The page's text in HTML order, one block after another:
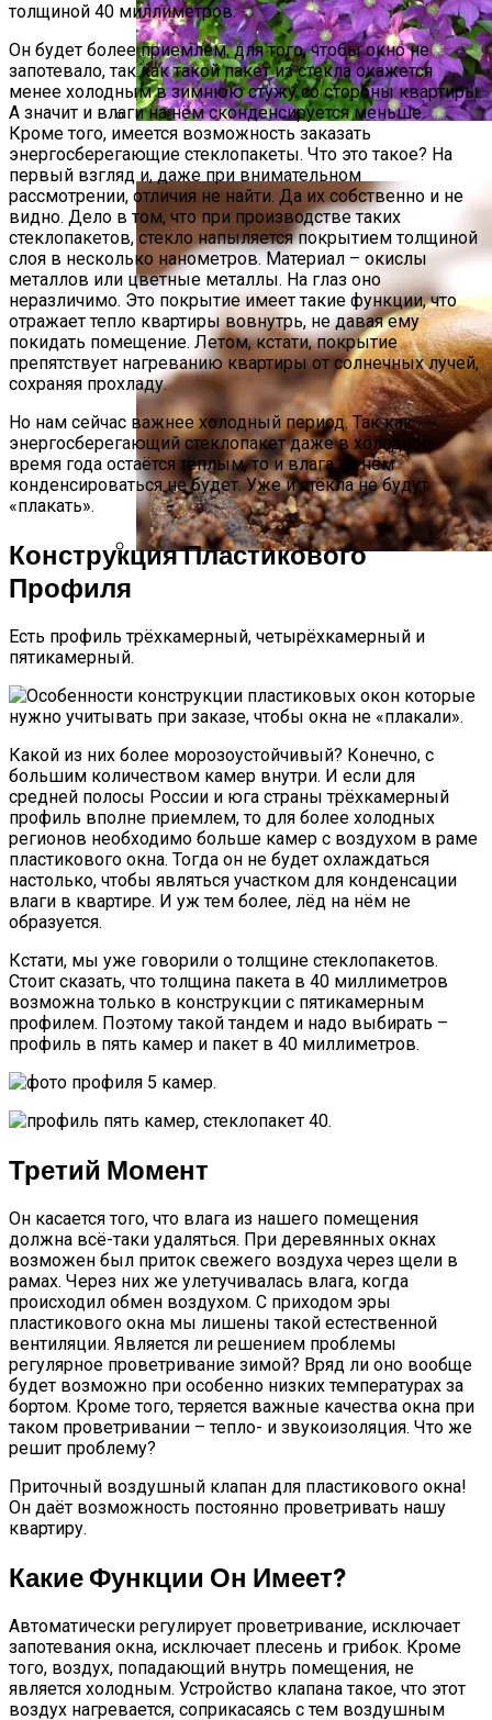
Размножение Клематиса Семенами
толщиной 40 миллиметров.
Он будет более приемлем, для того, чтобы окно не
запотевало, так как такой пакет из стекла окажется
менее холодным в зимнюю стужу со стороны квартиры.
А значит и влаги на нём сконденсируется меньше.
Кроме того, имеется возможность заказать
энергосберегающие стеклопакеты. Что это такое? На
первый взгляд и, даже при внимательном
рассмотрении, отличия не найти. Да их собственно и не
видно. Дело в том, что при производстве таких
стеклопакетов, стекло напыляется покрытием толщиной
слоя в несколько нанометров. Материал – окислы
металлов или цветные металлы. На глаз оно
неразличимо. Это покрытие имеет такие функции, что
отражает тепло квартиры вовнутрь, не давая ему
покидать помещение. Летом, кстати, покрытие
препятствует нагреванию квартиры от солнечных лучей,
сохраняя прохладу.
Но нам сейчас важнее холодный период. Так как
энергосберегающий стеклопакет даже в холодное
время года остаётся тёплым, то и влага на нём
конденсироваться не будет. Уже и стёкла не будут
«плакать».
Конструкция Пластикового
Профиля
Есть профиль трёхкамерный, четырёхкамерный и
пятикамерный.
Какой из них более морозоустойчивый? Конечно, с
большим количеством камер внутри. И если для
средней полосы России и юга страны трёхкамерный
профиль вполне приемлем, то для более холодных
регионов необходимо больше камер с воздухом в раме
пластикового окна. Тогда он не будет охлаждаться
настолько, чтобы являться участком для конденсации
влаги в квартире. И уж тем более, лёд на нём не
образуется.
Кстати, мы уже говорили о толщине стеклопакетов.
Стоит сказать, что толщина пакета в 40 миллиметров
возможна только в конструкции с пятикамерным
профилем. Поэтому такой тандем и надо выбирать –
профиль в пять камер и пакет в 40 миллиметров.
Третий Момент
Он касается того, что влага из нашего помещения
должна всё-таки удаляться. При деревянных окнах
возможен был приток свежего воздуха через щели в
рамах. Через них же улетучивалась влага, когда
происходил обмен воздухом. С приходом эры
пластикового окна мы лишены такой естественной
вентиляции. Является ли решением проблемы
регулярное проветривание зимой? Вряд ли оно вообще
будет возможно при особенно низких температурах за
бортом. Кроме того, теряется важные качества окна при
таком проветривании – тепло- и звукоизоляция. Что же
решит проблему?
Приточный воздушный клапан для пластикового окна!
Он даёт возможность постоянно проветривать нашу
квартиру.
Какие Функции Он Имеет?
Автоматически регулирует проветривание, исключает
запотевания окна, исключает плесень и грибок. Кроме
того, воздух, попадающий внутрь помещения, не
является холодным. Устройство клапана такое, что этот
воздух нагревается, соприкасаясь с тем воздушным